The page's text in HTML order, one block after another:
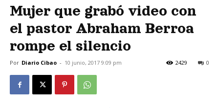
Mujer que grabó video con
el pastor Abraham Berroa
rompe el silencio
Por Diario Cibao - 10 junio, 2017 9:09 pm 0
2429